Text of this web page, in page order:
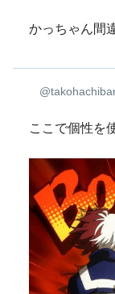
かっちゃん間
ここで個性を